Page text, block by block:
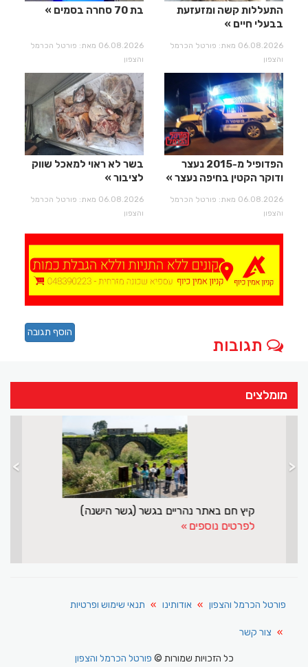
התעללות קשה ומזעזעת
בבעלי חיים
06.08.2026 מאת: פורטל הכרמל
והצפון
בת 70 סחרה בסמים
06.08.2026 מאת: פורטל הכרמל
והצפון
הפדופיל מ-2015 נעצר
ודוקר הקטין בחיפה נעצר
06.08.2026 מאת: פורטל הכרמל
והצפון
בשר לא ראוי למאכל שווק
לציבור
06.08.2026 מאת: פורטל הכרמל
והצפון
תגובות
הוסף תגובה
מומלצים
מנסור אשקר עושה שליחות חשובה לישראל ולדרוזים
לפרטים נוספים
> <
פורטל הכרמל והצפון אודותינו תנאי שימוש ופרטיות
צור קשר
כל הזכויות שמורות ©פורטל הכרמל והצפון